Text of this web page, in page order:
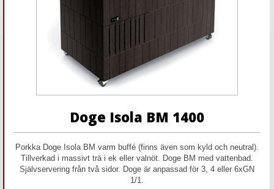
Doge Isola BM 1400
Porkka Doge Isola BM varm buffé (finns även som kyld och neutral).
Tillverkad i massivt trä i ek eller valnöt. Doge BM med vattenbad.
Självservering från två sidor. Doge är anpassad för 3, 4 eller 6xGN
1/1.